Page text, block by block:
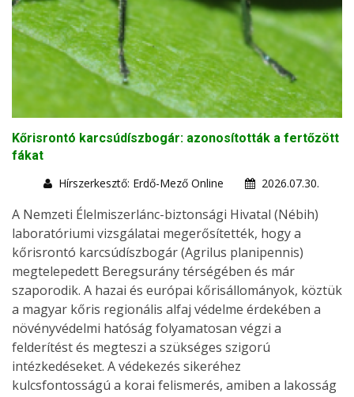
Kőrisrontó karcsúdíszbogár: azonosították a fertőzött
fákat
Hírszerkesztő: Erdő-Mező Online
2026.07.30.
A Nemzeti Élelmiszerlánc-biztonsági Hivatal (Nébih)
laboratóriumi vizsgálatai megerősítették, hogy a
kőrisrontó karcsúdíszbogár (Agrilus planipennis)
megtelepedett Beregsurány térségében és már
szaporodik. A hazai és európai kőrisállományok, köztük
a magyar kőris regionális alfaj védelme érdekében a
növényvédelmi hatóság folyamatosan végzi a
felderítést és megteszi a szükséges szigorú
intézkedéseket. A védekezés sikeréhez
kulcsfontosságú a korai felismerés, amiben a lakosság